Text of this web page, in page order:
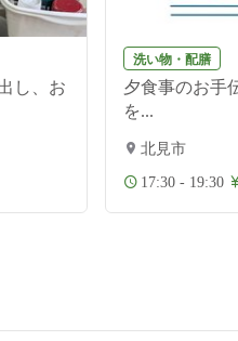
し、お
洗い物・配膳
夕食事のお手
を...
北見市
17:30 - 19:30